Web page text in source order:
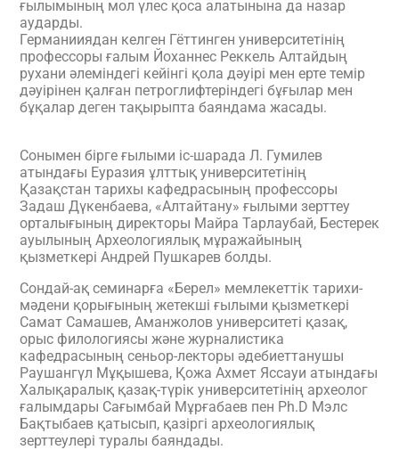
ғылымының мол үлес қоса алатынына да назар
аударды.
Германииядан келген Гёттинген университетінің
профессоры ғалым Йоханнес Реккель Алтайдың
рухани әлеміндегі кейінгі қола дәуірі мен ерте темір
дәуірінен қалған петроглифтеріндегі бұғылар мен
бұқалар деген тақырыпта баяндама жасады.
Сонымен бірге ғылыми іс-шарада Л. Гумилев
атындағы Еуразия ұлттық университетінің
Қазақстан тарихы кафедрасының профессоры
Задаш Дүкенбаева, «Алтайтану» ғылыми зерттеу
орталығының директоры Майра Тарлаубай, Бестерек
ауылының Археологиялық мұражайының
қызметкері Андрей Пушкарев болды.
Сондай-ақ семинарға «Берел» мемлекеттік тарихи-
мәдени қорығының жетекші ғылыми қызметкері
Самат Самашев, Аманжолов университеті қазақ,
орыс филологиясы және журналистика
кафедрасының сеньор-лекторы әдебиеттанушы
Раушангүл Мұқышева, Қожа Ахмет Яссауи атындағы
Халықаралық қазақ-түрік университетінің археолог
ғалымдары Сағымбай Мұрғабаев пен Ph.D Мэлс
Бақтыбаев қатысып, қазіргі археологиялық
зерттеулері туралы баяндады.